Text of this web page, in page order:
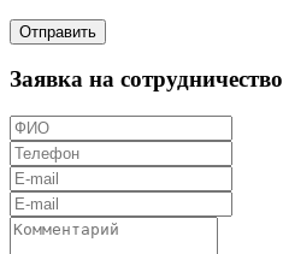
Отправить
Заявка на сотрудничество